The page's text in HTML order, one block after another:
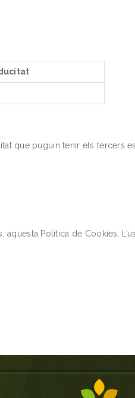
que puguin tenir els tercers
Política de Cookies.